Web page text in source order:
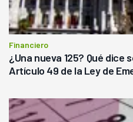
Financiero
¿Una nueva 125? Qué dice
Artículo 49 de la Ley de